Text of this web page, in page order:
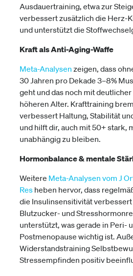
Ausdauertraining, etwa zur
verbessert zusätzlich die Herz-
und unterstützt die
Kraft als Anti-Aging-Waffe
Meta-Analysen zeigen, dass
30 Jahren pro Dekade 3–8%
geht und das noch mit
höheren Alter. Krafttraining
verbessert Haltung, Stabilität
und hilft dir, auch mit 50+ stark,
unabhängig zu bleiben.
Hormonbalance & mentale
Weitere Meta-Analysen vom J
Res heben hervor, dass
die Insulinsensitivität
Blutzucker- und
unterstützt, was gerade in Peri-
Postmenopause wichtig ist.
Widerstandstraining
Stressempfinden positiv